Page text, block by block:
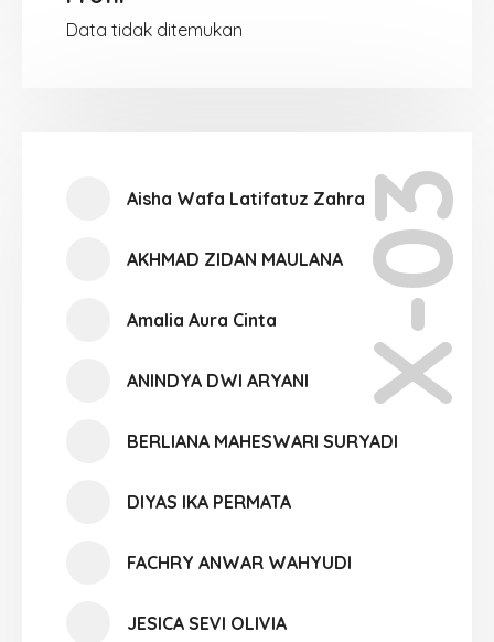
Data tidak ditemukan
X-03
Aisha Wafa Latifatuz Zahra
AKHMAD ZIDAN MAULANA
Amalia Aura Cinta
ANINDYA DWI ARYANI
BERLIANA MAHESWARI SURYADI
DIYAS IKA PERMATA
FACHRY ANWAR WAHYUDI
JESICA SEVI OLIVIA